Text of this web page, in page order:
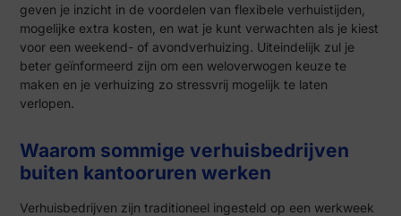
geven je inzicht in de voordelen van flexibele verhuistijden,
mogelijke extra kosten, en wat je kunt verwachten als je kiest
voor een weekend- of avondverhuizing. Uiteindelijk zul je
beter geïnformeerd zijn om een weloverwogen keuze te
maken en je verhuizing zo stressvrij mogelijk te laten
verlopen.
Waarom sommige verhuisbedrijven
buiten kantooruren werken
Verhuisbedrijven zijn traditioneel ingesteld op een werkweek